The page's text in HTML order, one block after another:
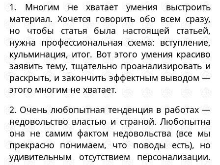
1. Многим не хватает умения выстроить
материал. Хочется говорить обо всем сразу,
но чтобы статья была настоящей статьей,
нужна профессиональная схема: вступление,
кульминация, итог. Вот этого умения красиво
заявить тему, тщательно проанализировать и
раскрыть, и закончить эффектным выводом —
этого многим не хватает.
2. Очень любопытная тенденция в работах —
недовольство властью и страной. Любопытна
она не самим фактом недовольства (все мы
прекрасно понимаем, что поводы есть), но
удивительным отсутствием персонализации.